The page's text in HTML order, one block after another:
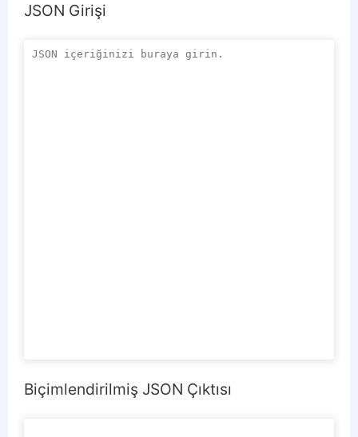
JSON Girişi
Biçimlendirilmiş JSON Çıktısı